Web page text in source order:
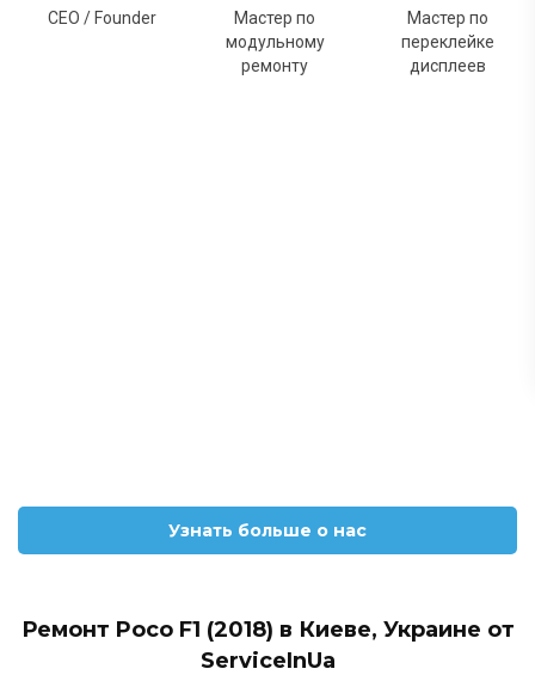
CEO / Founder
Мастер по
модульному
ремонту
Мастер по
переклейке
дисплеев
Узнать больше о нас
Ремонт Poco F1 (2018) в Киеве, Украине от
ServiceInUa